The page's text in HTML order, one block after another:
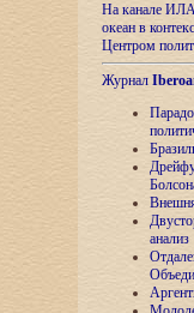
На канале
океан в
Центром
Журнал
анализ